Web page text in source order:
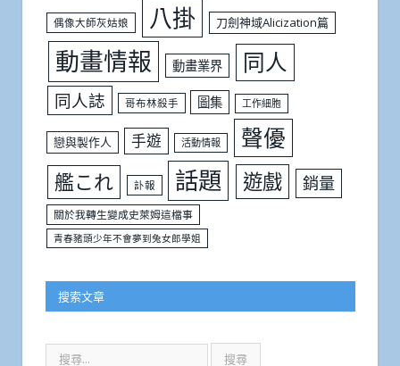
偶像大師灰姑娘 八掛 刀劍神域Alicization篇
動畫情報 動畫業界 同人
同人誌 哥布林殺手 圖集 工作細胞
戀與製作人 手遊 活動情報 聲優
艦これ 訃報 話題 遊戲 銷量
關於我轉生變成史萊姆這檔事
青春豬頭少年不會夢到兔女郎學姐
搜索文章